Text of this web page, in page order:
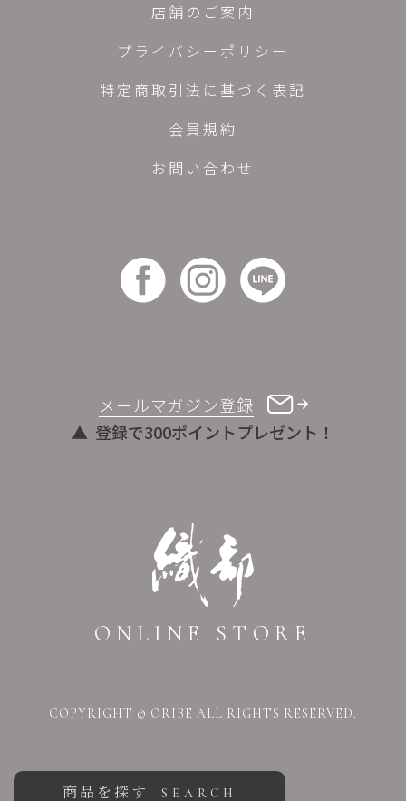
商品を探す SEARCH
ONLINE STORE
メールマガジン登録
登録で300ポイントプレゼント！
店舗のご案内
プライバシーポリシー
特定商取引法に基づく表記
会員規約
お問い合わせ
COPYRIGHT © ORIBE ALL RIGHTS RESERVED.